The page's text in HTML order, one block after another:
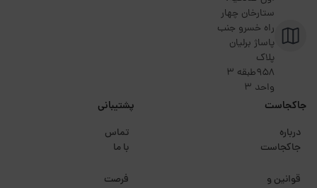
ستارخان چهار
راه خسرو جنب
پاساژ برلیان
پلاک
۹۵۸طبقه 3
واحد 3
جاکجاست
درباره
جاکجاست
قوانین و
پشتیبانی
تماس
با ما
فرصت